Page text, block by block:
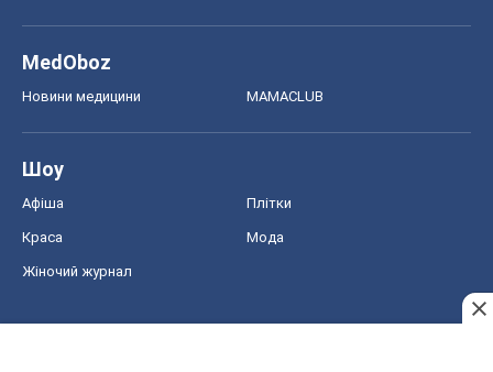
MedOboz
Новини медицини MAMACLUB
Шоу
Афіша Плітки
Краса Мода
Жіночий журнал